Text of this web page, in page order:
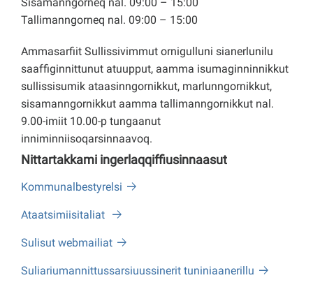
Tallimanngorneq nal. 09:00 – 15:00
Ammasarfiit Sullissivimmut ornigulluni sianerlunilu
saaffiginnittunut atuupput, aamma isumaginninnikkut
sullissisumik ataasinngornikkut, marlunngornikkut,
sisamanngornikkut aamma tallimanngornikkut nal.
9.00-imiit 10.00-p tungaanut
inniminniisoqarsinnaavoq.
Nittartakkami ingerlaqqiffiusinnaasut
Kommunalbestyrelsi
Ataatsimiisitaliat
Sulisut webmailiat
Suliariumannittussarsiuussinerit tuniniaanerillu